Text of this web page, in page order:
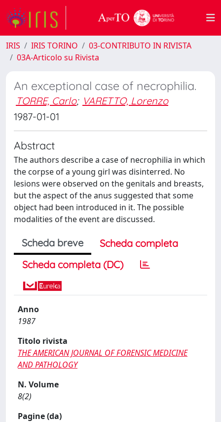
IRIS IRIS TORINO
03-CONTRIBUTO IN RIVISTA
03A-Articolo su Rivista
An exceptional case of necrophilia.
TORRE, Carlo; VARETTO, Lorenzo
1987-01-01
Abstract
The authors describe a case of necrophilia in which
the corpse of a young girl was disinterred. No
lesions were observed on the genitals and breasts,
but the aspect of the anus suggested that some
object had been introduced in it. The possible
modalities of the event are discussed.
Scheda breve
Scheda completa
Scheda completa (DC)
Anno
1987
Titolo rivista
THE AMERICAN JOURNAL OF FORENSIC MEDICINE
AND PATHOLOGY
N. Volume
8(2)
Pagine (da)